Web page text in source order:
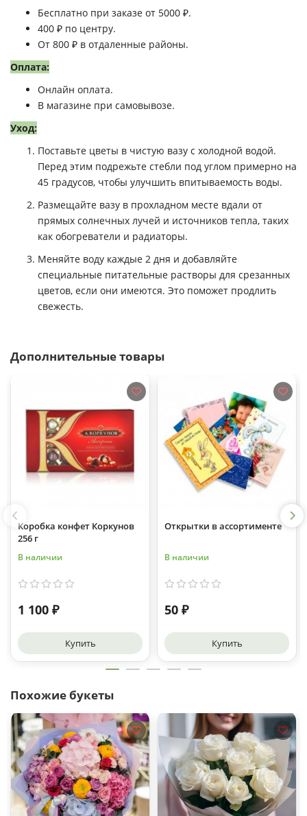
Бесплатно при заказе от 5000 ₽.
400 ₽ по центру.
От 800 ₽ в отдаленные районы.
Оплата:
Онлайн оплата.
В магазине при самовывозе.
Уход:
Поставьте цветы в чистую вазу с холодной водой.
Перед этим подрежьте стебли под углом примерно на
45 градусов, чтобы улучшить впитываемость воды.
Размещайте вазу в прохладном месте вдали от
прямых солнечных лучей и источников тепла, таких
как обогреватели и радиаторы.
Меняйте воду каждые 2 дня и добавляйте
специальные питательные растворы для срезанных
цветов, если они имеются. Это поможет продлить
свежесть.
Дополнительные товары
Коробка конфет Коркунов
256 г
В наличии
1 100 ₽
Купить
Открытки в ассортименте
В наличии
50 ₽
Купить
Похожие букеты